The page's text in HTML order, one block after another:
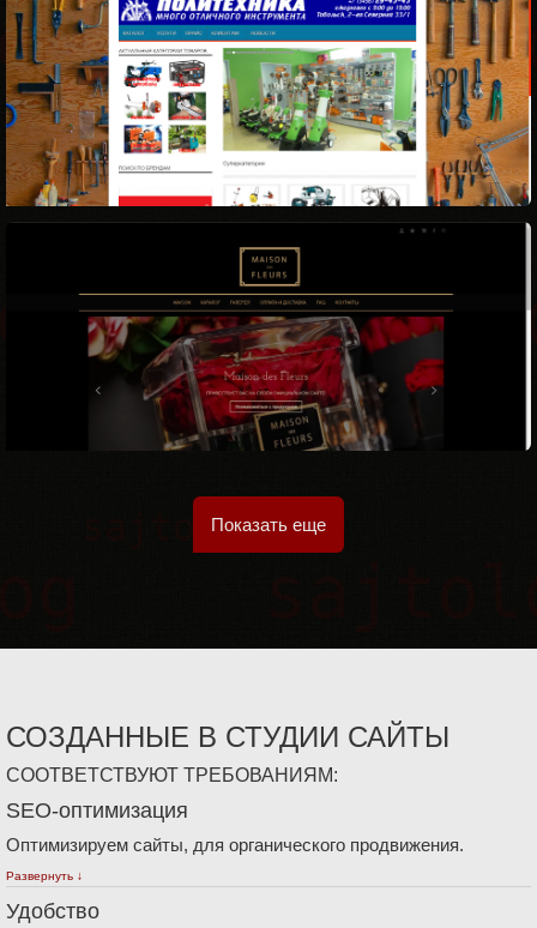
Показать еще
СОЗДАННЫЕ В СТУДИИ САЙТЫ
СООТВЕТСТВУЮТ ТРЕБОВАНИЯМ:
SEO-оптимизация
Оптимизируем сайты, для органического продвижения.
Развернуть ↓
Удобство